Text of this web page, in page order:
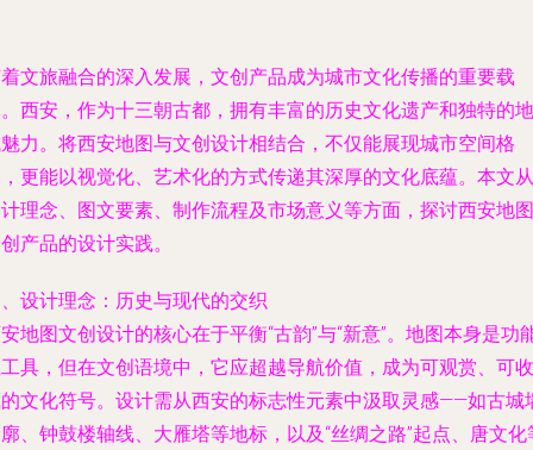
文旅融合的深入发展，文创产品成为城市文化传播的重要载
西安，作为十三朝古都，拥有丰富的历史文化遗产和独特的地
力。将西安地图与文创设计相结合，不仅能展现城市空间格
更能以视觉化、艺术化的方式传递其深厚的文化底蕴。本文从
理念、图文要素、制作流程及市场意义等方面，探讨西安地图
产品的设计实践。
设计理念：历史与现代的交织
地图文创设计的核心在于平衡“古韵”与“新意”。地图本身是功
具，但在文创语境中，它应超越导航价值，成为可观赏、可收
文化符号。设计需从西安的标志性元素中汲取灵感——如古城
、钟鼓楼轴线、大雁塔等地标，以及“丝绸之路”起点、唐文化